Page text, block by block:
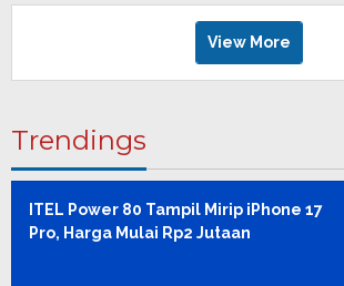
View More
Trendings
ITEL Power 80 Tampil Mirip iPhone 17
Pro, Harga Mulai Rp2 Jutaan